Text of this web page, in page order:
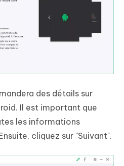
des détails sur
Il est important que
les informations
cliquez sur "Suivant".